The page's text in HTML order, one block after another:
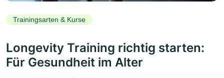
Trainingsarten & Kurse
Longevity Training richtig starten:
Für Gesundheit im Alter